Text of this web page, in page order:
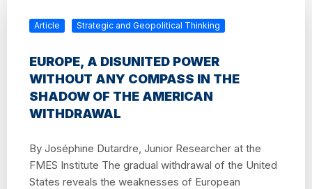
Article Strategic and Geopolitical Thinking
EUROPE, A DISUNITED POWER
WITHOUT ANY COMPASS IN THE
SHADOW OF THE AMERICAN
WITHDRAWAL
By Joséphine Dutardre, Junior Researcher at the
FMES Institute The gradual withdrawal of the United
States reveals the weaknesses of European